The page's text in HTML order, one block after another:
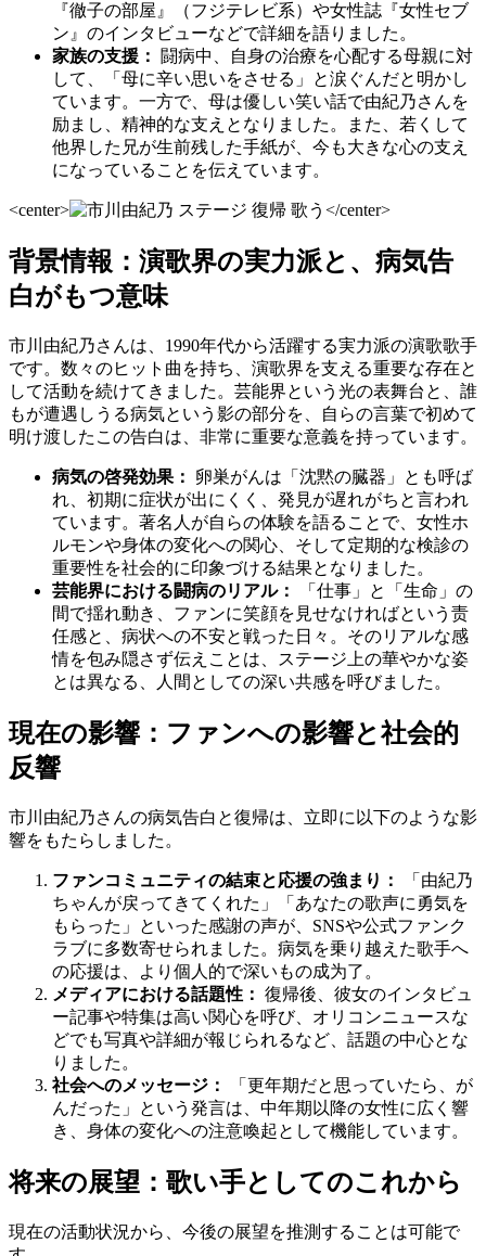
『徹子の部屋』（フジテレビ系）や女性誌『女性セブ
ン』のインタビューなどで詳細を語りました。
家族の支援：
闘病中、自身の治療を心配する母親に対
して、「母に辛い思いをさせる」と涙ぐんだと明かし
ています。一方で、母は優しい笑い話で由紀乃さんを
励まし、精神的な支えとなりました。また、若くして
他界した兄が生前残した手紙が、今も大きな心の支え
になっていることを伝えています。
<center> </center>
背景情報：演歌界の実力派と、病気告
白がもつ意味
市川由紀乃さんは、1990年代から活躍する実力派の演歌歌手
です。数々のヒット曲を持ち、演歌界を支える重要な存在と
して活動を続けてきました。芸能界という光の表舞台と、誰
もが遭遇しうる病気という影の部分を、自らの言葉で初めて
明け渡したこの告白は、非常に重要な意義を持っています。
病気の啓発効果：
卵巣がんは「沈黙の臓器」とも呼ば
れ、初期に症状が出にくく、発見が遅れがちと言われ
ています。著名人が自らの体験を語ることで、女性ホ
ルモンや身体の変化への関心、そして定期的な検診の
重要性を社会的に印象づける結果となりました。
芸能界における闘病のリアル：
「仕事」と「生命」の
間で揺れ動き、ファンに笑顔を見せなければという责
任感と、病状への不安と戦った日々。そのリアルな感
情を包み隠さず伝えことは、ステージ上の華やかな姿
とは異なる、人間としての深い共感を呼びました。
現在の影響：ファンへの影響と社会的
反響
市川由紀乃さんの病気告白と復帰は、立即に以下のような影
響をもたらしました。
ファンコミュニティの結束と応援の強まり：
「由紀乃
ちゃんが戻ってきてくれた」「あなたの歌声に勇気を
もらった」といった感謝の声が、SNSや公式ファンク
ラブに多数寄せられました。病気を乗り越えた歌手へ
の応援は、より個人的で深いもの成为了。
メディアにおける話題性： 復帰後、彼女のインタビュ
ー記事や特集は高い関心を呼び、オリコンニュースな
どでも写真や詳細が報じられるなど、話題の中心とな
りました。
社会へのメッセージ：
「更年期だと思っていたら、が
んだった」という発言は、中年期以降の女性に広く響
き、身体の変化への注意喚起として機能しています。
将来の展望：歌い手としてのこれから
現在の活動状況から、今後の展望を推測することは可能で